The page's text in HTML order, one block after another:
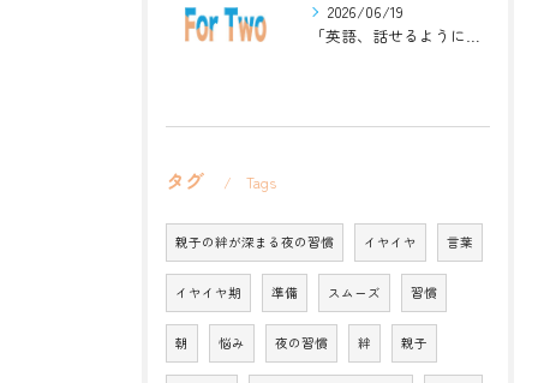
2026/06/19
「英語、話せるようになりたい」中学生・高校生のためのZoomレッスン
タグ Tags
親子の絆が深まる夜の習慣 イヤイヤ 言葉
イヤイヤ期 準備 スムーズ 習慣
朝 悩み 夜の習慣 絆 親子